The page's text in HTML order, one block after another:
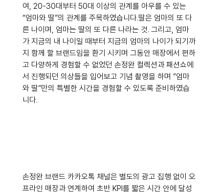
여, 20-30대부터 50대 이상의 관계를 아우를 수 있는
“엄마와 딸”의 관계를 주목하였습니다.딸은 엄마의 또 다
른 나이며, 엄마는 딸의 또 다른 나라는 것. 그리고, 엄마
가 지금의 내 나이일 때부터 지금의 엄마의 나이가 되기까
지 함께 할 브랜드임을 환기 시키며 그동안 매장에서 편하
고 다양하게 경험할 수 없었던 손정완 컬렉션과 패션쇼에
서 진행되던 의상들을 입어보고 기념 촬영을 하며 “엄마
와 딸”만의 특별한 시간을 경험할 수 있도록 준비하였습
니다.
손정완 브랜드 카카오톡 채널은 별도의 광고 집행 없이 오
프라인 매장과 연계하여 초반 KPI를 짧은 시간 안에 달성